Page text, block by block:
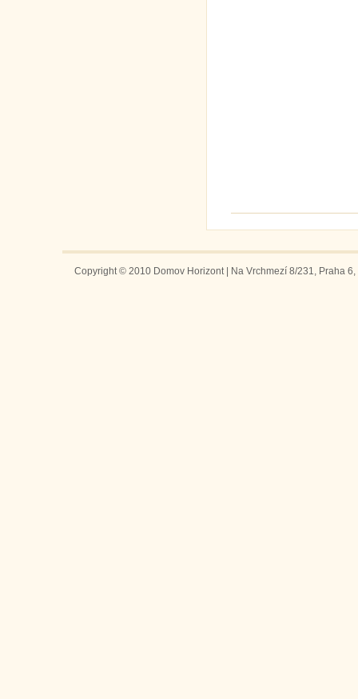
Copyright © 2010 Domov Horizont | Na Vrchmezí 8/231, Praha